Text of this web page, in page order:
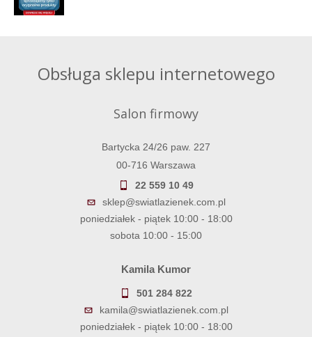
Obsługa sklepu internetowego
Salon firmowy
Bartycka 24/26 paw. 227
00-716 Warszawa
22 559 10 49
sklep@swiatlazienek.com.pl
poniedziałek - piątek 10:00 - 18:00
sobota 10:00 - 15:00
Kamila Kumor
501 284 822
kamila@swiatlazienek.com.pl
poniedziałek - piątek 10:00 - 18:00